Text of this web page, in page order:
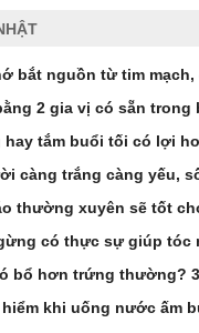
bắt nguồn từ tim
2 gia vị có sẵn
hay tắm buổi tối có lợi
càng trắng càng yếu,
thường xuyên sẽ tốt
có thực sự giúp tóc
bổ hơn trứng thường?
khi uống nước ấm